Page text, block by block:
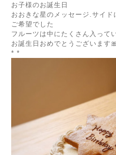
お子様のお誕生日
おおきな星のメッセージ.サイ
ご希望でした
フルーツは中にたくさん入って
お誕生日おめでとうございます
* *